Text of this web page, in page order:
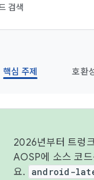
검색
핵심 주제 호환
2026년부터 트렁
AOSP에 소스 코
요.
android-